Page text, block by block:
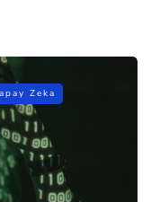
Zeka